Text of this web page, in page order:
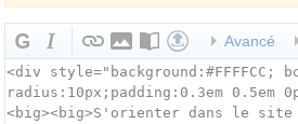
Avancé